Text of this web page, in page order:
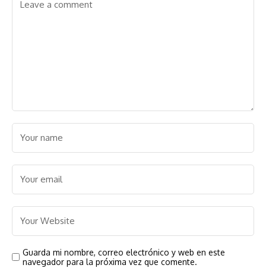
Guarda mi nombre, correo electrónico y web en este
navegador para la próxima vez que comente.